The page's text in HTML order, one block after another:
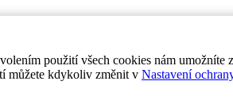
použití všech cookies nám umožníte
můžete kdykoliv změnit v Nastavení